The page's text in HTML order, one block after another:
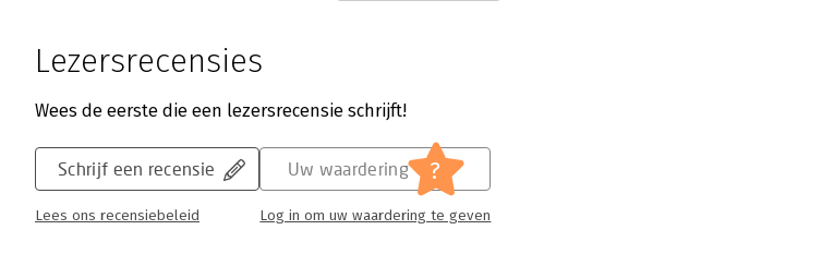
Lezersrecensies
Wees de eerste die een lezersrecensie schrijft!
Schrijf een recensie
Lees ons recensiebeleid
Uw waardering ?
Log in om uw waardering te geven